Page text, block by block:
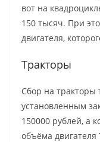
вот на
150 тысяч. При
двигателя,
Тракторы
Сбор на тракторы
установленным
150000 рублей, а
объёма двигателя